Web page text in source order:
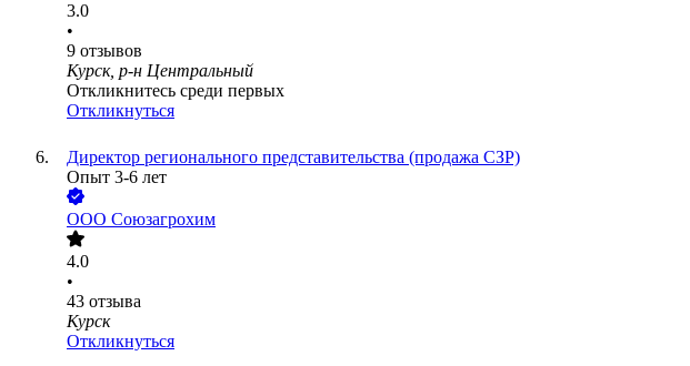
3.0
•
9 отзывов
Курск, р-н Центральный
Откликнитесь среди первых
Откликнуться
Директор регионального представительства (продажа СЗР)
Опыт 3-6 лет
ООО Союзагрохим
4.0
•
43 отзыва
Курск
Откликнуться